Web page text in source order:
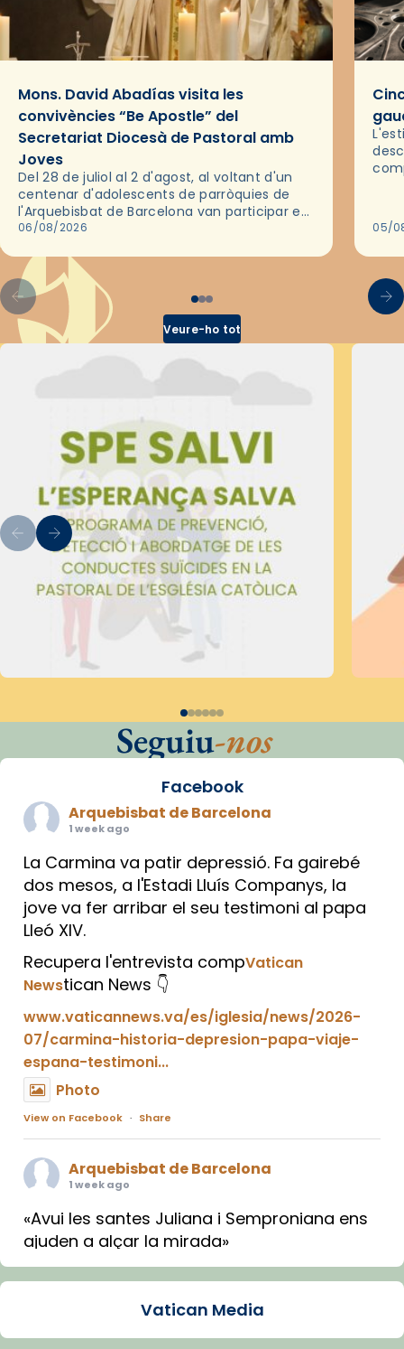
Mons. David Abadías visita les
convivències “Be Apostle” del
Secretariat Diocesà de Pastoral amb
Joves
Del 28 de juliol al 2 d'agost, al voltant d'un
centenar d'adolescents de parròquies de
l'Arquebisbat de Barcelona van participar en
les convivències Be Apostle, organitzades
06/08/2026 05/
Veure-ho tot
Seguiu-nos
Facebook
Arquebisbat de Barcelona
1 week ago
La Carmina va patir depressió. Fa gairebé
dos mesos, a l'Estadi Lluís Companys, la
jove va fer arribar el seu testimoni al papa
Lleó XIV.
Recupera l'entrevista compVatican
Newstican News 👇
www.vaticannews.va/es/iglesia/news/2026-
07/carmina-historia-depresion-papa-viaje-
espana-testimoni...
Photo
View on Facebook · Share
Arquebisbat de Barcelona
1 week ago
«Avui les santes Juliana i Semproniana ens
ajuden a alçar la mirada»
Mons. Sergi Gordo, bisbe de Tortosa, ha
Santes de Mataró.Vatican Media